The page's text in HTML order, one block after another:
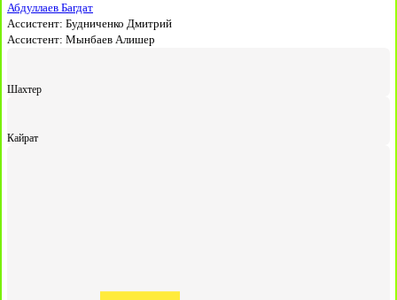
Абдуллаев Багдат
Ассистент: Будниченко Дмитрий
Ассистент: Мынбаев Алишер
Шахтер
Кайрат